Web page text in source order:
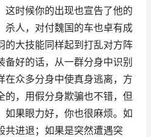
这时候你的出现也宣告了他的
杀人，对付魏国的车也卓有成
的大技能同样起到打乱对方阵
备好的话，从一群分身中识别
在众多分身中使真身逃离，方
的，用假分身欺骗也不错，但
如果眼力好，你也很麻烦。如
共进退；如果是突然遭遇突